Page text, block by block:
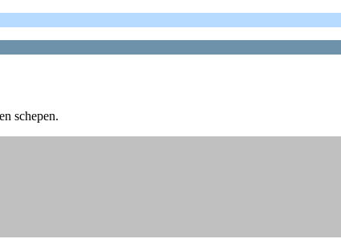
schepen.